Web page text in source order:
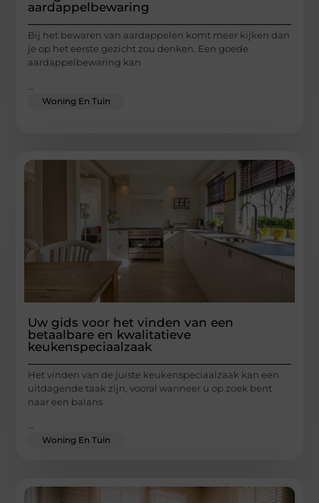
aardappelbewaring
Bij het bewaren van aardappelen komt meer kijken dan
je op het eerste gezicht zou denken. Een goede
aardappelbewaring kan
Woning En Tuin
Uw gids voor het vinden van een
betaalbare en kwalitatieve
keukenspeciaalzaak
Het vinden van de juiste keukenspeciaalzaak kan een
uitdagende taak zijn, vooral wanneer u op zoek bent
naar een balans
Woning En Tuin